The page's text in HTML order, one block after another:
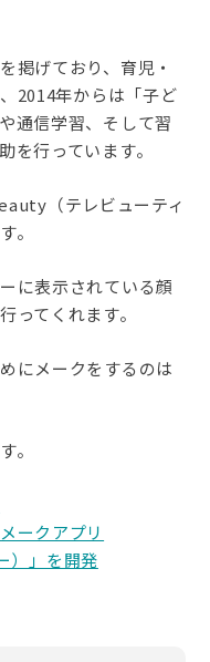
掲げており、育児・
2014年からは「子ど
通信学習、そして習
を行っています。
（テレビューティ
。
に表示されている顔
ってくれます。
にメークをするのは
。
ークアプリ
）」を開発